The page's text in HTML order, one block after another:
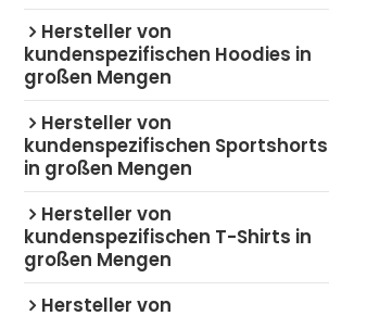
Hersteller von
kundenspezifischen Hoodies in
großen Mengen
Hersteller von
kundenspezifischen Sportshorts
in großen Mengen
Hersteller von
kundenspezifischen T-Shirts in
großen Mengen
Hersteller von